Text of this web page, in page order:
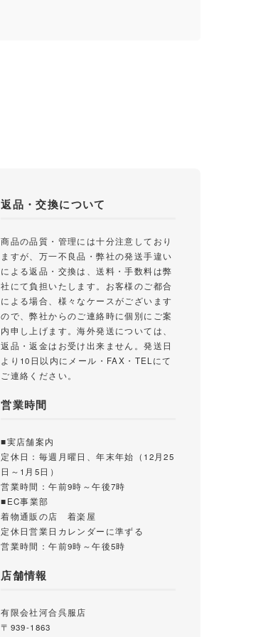
返品・交換について
商品の品質・管理には十分注意しており
ますが、万一不良品・弊社の発送手違い
による返品・交換は、送料・手数料は弊
社にて負担いたします。お客様のご都合
による場合、様々なケースがございます
ので、弊社からのご連絡時に個別にご案
内申し上げます。海外発送については、
返品・返金はお受け出来ません。発送日
より10日以内にメール・FAX・TELにて
ご連絡ください。
営業時間
■実店舗案内
定休日：毎週月曜日、年末年始（12月25
日～1月5日）
営業時間：午前9時～午後7時
■EC事業部
着物通販の店 着楽屋
定休日営業日カレンダーに準ずる
営業時間：午前9時～午後5時
店舗情報
有限会社河合呉服店
〒939-1863